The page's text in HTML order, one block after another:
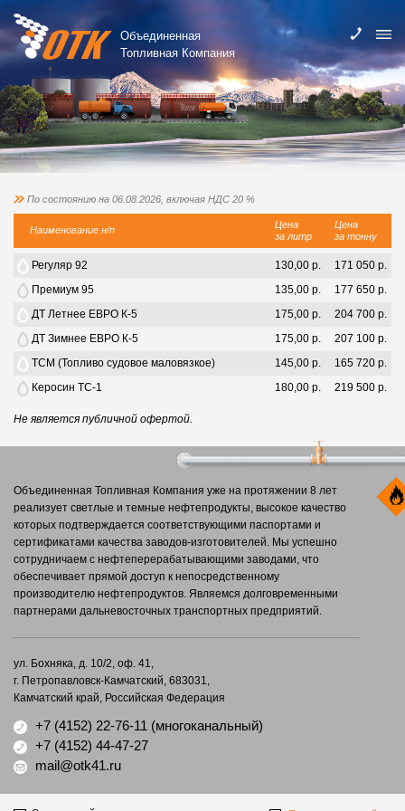
Объединенная
Топливная Компания
По состоянию на 06.08.2026, включая НДС 20 %
Наименование н/п
Цена
за литр
Цена
за тонну
Регуляр 92 130,00 р.
171 050 р.
Премиум 95
135,00 р.
177 650 р.
ДТ Летнее ЕВРО К-5
175,00 р.
204 700 р.
ДТ Зимнее ЕВРО К-5
175,00 р.
207 100 р.
ТСМ (Топливо судовое маловязкое)
145,00 р.
165 720 р.
Керосин ТС-1
180,00 р. 219 500 р.
Не является публичной офертой.
Объединенная Топливная Компания уже на протяжении 8 лет
реализует светлые и темные нефтепродукты, высокое качество
которых подтверждается соответствующими паспортами и
сертификатами качества заводов-изготовителей. Мы успешно
сотрудничаем с нефтеперерабатывающими заводами, что
обеспечивает прямой доступ к непосредственному
производителю нефтепродуктов. Являемся долговременными
партнерами дальневосточных транспортных предприятий.
ул. Бохняка, д. 10/2, оф. 41,
г. Петропавловск-Камчатский, 683031,
Камчатский край, Российская Федерация
+7 (4152) 22-76-11 (многоканальный)
+7 (4152) 44-47-27
mail@otk41.ru